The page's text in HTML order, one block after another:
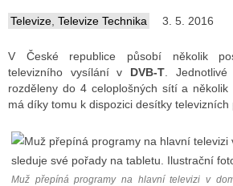
RADIA
RÁDIÍ
RÁDIÍ
VYSÍLAČE
Televize Televize Technika 3. 5. 2016
V České republice působí několik
televizního vysílání v DVB-T .
rozděleny do 4 celoplošných sítí a
má díky tomu k dispozici desítky televizních
Muž přepíná programy na hlavní televizi v